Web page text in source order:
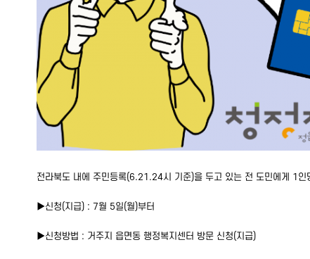
전라북도 내에 주민등록(6.21.24시 기준)을 두고 있는 전 도민에게 1
▶신청(지급) : 7월 5일(월)부터
▶신청방법 : 거주지 읍면동 행정복지센터 방문 신청(지급)